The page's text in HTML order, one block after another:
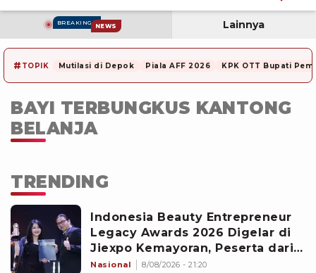
BREAKING NEWS Lainnya
# TOPIK Mutilasi di Depok Piala AFF 2026 KPK OTT Bupati
BAYI TERBUNGKUS KANTONG
BELANJA
TRENDING
Indonesia Beauty Entrepreneur
Legacy Awards 2026 Digelar di
Jiexpo Kemayoran, Peserta dari
4 Negara Adu Karya PMU
Nasional 8/08/2026 - 21:20